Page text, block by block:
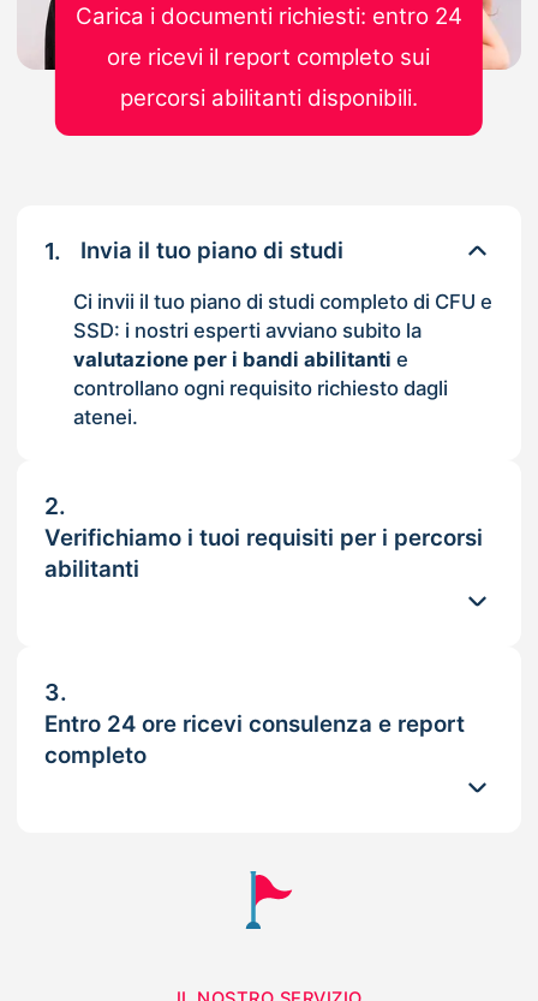
1. Invia il tuo piano di studi
Ci invii il tuo piano di studi completo di CFU e
SSD: i nostri esperti avviano subito la
valutazione per i bandi abilitanti e
controllano ogni requisito richiesto dagli
atenei.
2.
Verifichiamo i tuoi requisiti per i percorsi
abilitanti
3.
Entro 24 ore ricevi consulenza e report
completo
Carica i documenti richiesti: entro 24
ore ricevi il report completo sui
percorsi abilitanti disponibili.